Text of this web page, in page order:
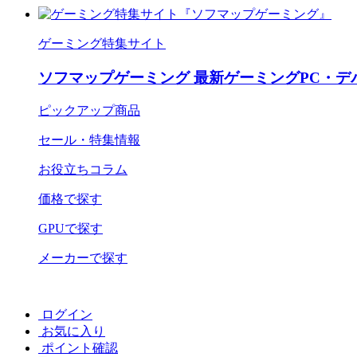
ゲーミング特集サイト
ソフマップゲーミング 最新ゲーミングPC・デ
ピックアップ商品
セール・特集情報
お役立ちコラム
価格で探す
GPUで探す
メーカーで探す
ログイン
お気に入り
ポイント確認